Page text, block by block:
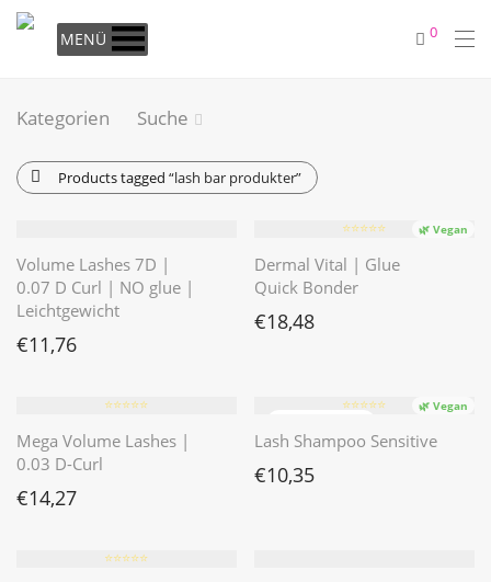
MENÜ 0
Kategorien Suche
Products tagged “lash bar produkter”
Volume Lashes 7D |
0.07 D Curl | NO glue |
Leichtgewicht
€11,76
⭐️⭐️⭐️⭐️⭐️ 🌿 Vegan
Dermal Vital | Glue
Quick Bonder
€18,48
⭐️⭐️⭐️⭐️⭐️
Mega Volume Lashes |
0.03 D-Curl
€14,27
⭐️⭐️⭐️⭐️⭐️ 🌿 Vegan
Lash Shampoo Sensitive
€10,35
⭐️⭐️⭐️⭐️⭐️